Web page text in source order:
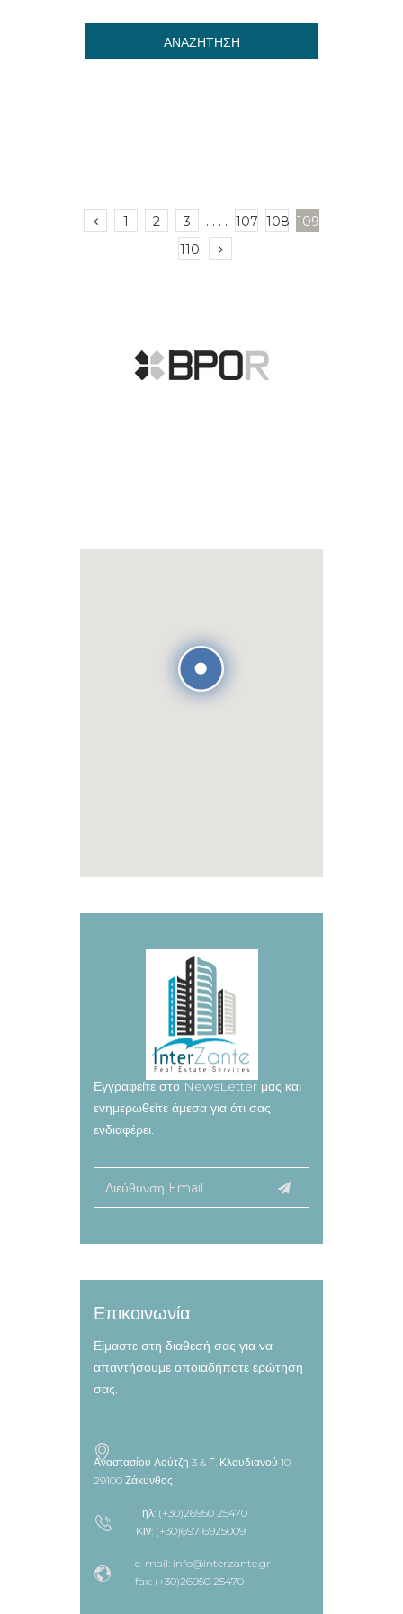
ΑΝΑΖΗΤΗΣΗ
1 2 3 . . . . 107 108 109
110
Εγγραφείτε στο NewsLetter μας και
ενημερωθείτε άμεσα για ότι σας
ενδιαφέρει.
Επικοινωνία
Είμαστε στη διαθεσή σας για να
απαντήσουμε οποιαδήποτε ερώτηση
σας.
Αναστασίου Λούτζη 3 & Γ. Κλαυδιανού 10
29100 Ζάκυνθος
Tηλ: (+30)26950 25470
Kιν: (+30)697 6925009
e-mail: info@interzante.gr
fax: (+30)26950 25470